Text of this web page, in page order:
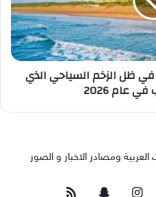
ظل الزخم السياحي الذي
عام 2026
ومصادر الاخبار و الصور
انستقرامسناب ملخص